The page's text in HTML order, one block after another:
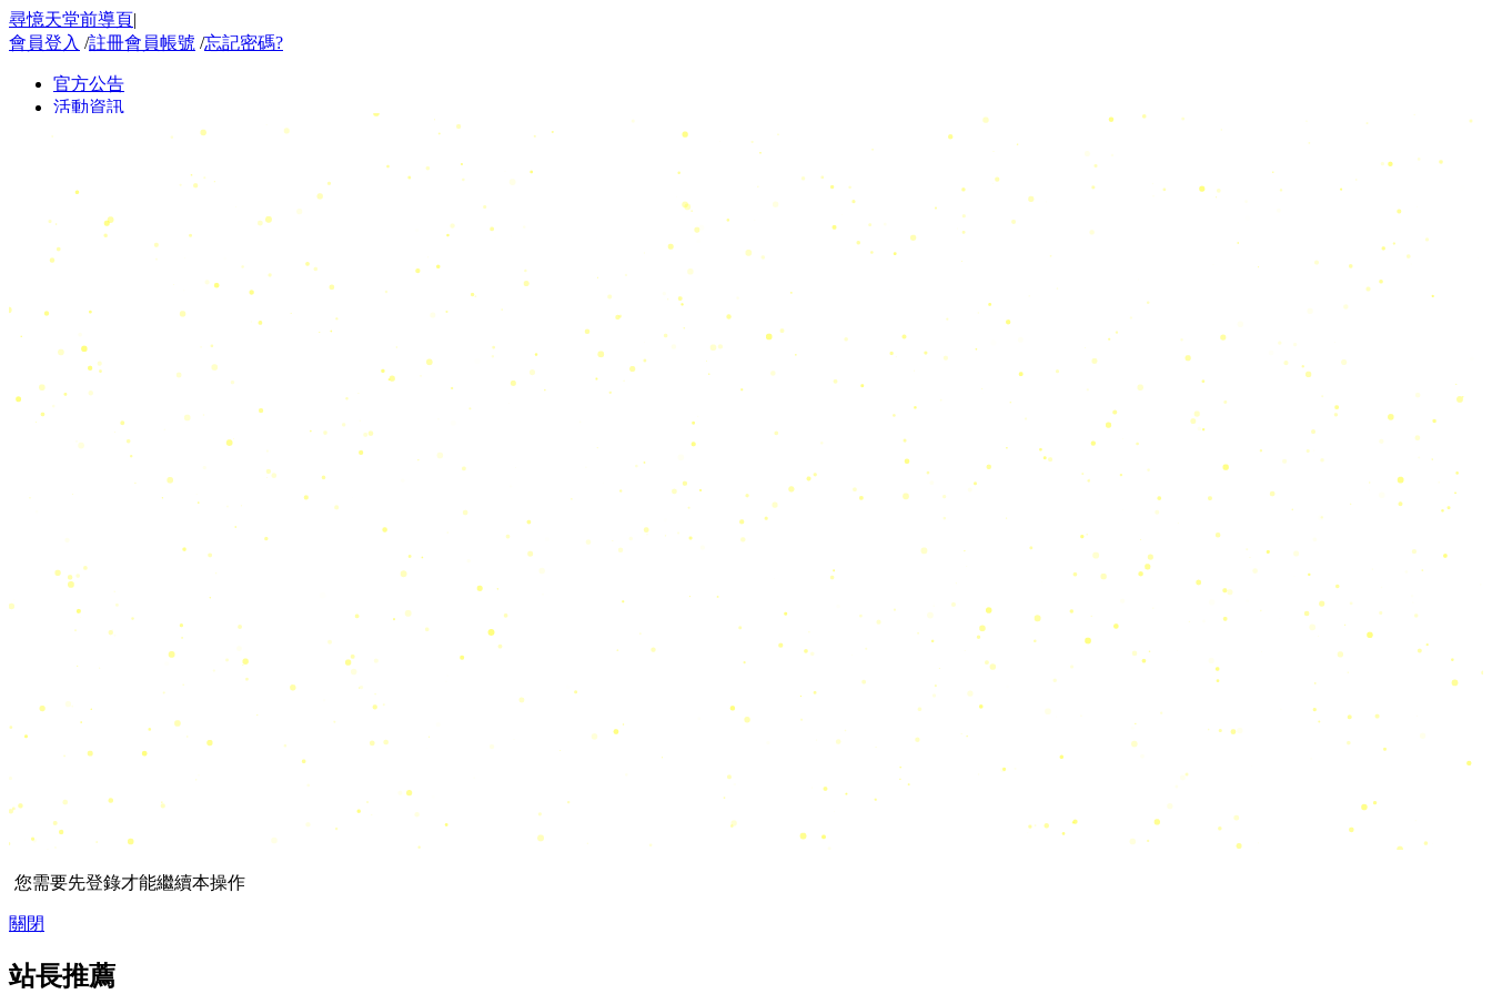
尋憶天堂前導頁|
會員登入 /註冊會員帳號 /忘記密碼?
您需要先登錄才能繼續本操作
關閉
站長推薦